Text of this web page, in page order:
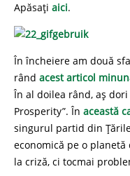
Apăsați aici.
În încheiere am două
rând acest articol
În al doilea rând, aș
Prosperity”. În această
singurul partid din
economică pe o
la criză, ci tocmai